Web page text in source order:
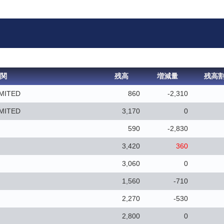
残高 増減量 残高
860 -2,310
3,170 0
590 -2,830
3,420 360
3,060 0
1,560 -710
2,270 -530
2,800 0